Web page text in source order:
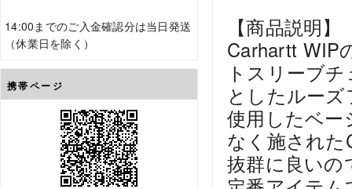
14:00までのご入金確認分は当日発送
（休業日を除く）
携帯ページ
【商品説明】
Carhartt WIP
トスリーブ
としたルー
使用したベ
なく施され
抜群に良い